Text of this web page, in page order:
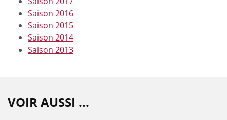
Saison 2016
Saison 2015
Saison 2014
Saison 2013
VOIR AUSSI ...